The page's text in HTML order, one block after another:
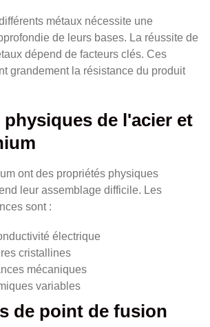
métaux nécessite une
de leurs bases. La réussite de
dépend de facteurs clés. Ces
grandement la résistance du produit
de l'acier et
ont des propriétés physiques
leur assemblage difficile. Les
sont :
électrique
cristallines
mécaniques
variables
de point de fusion